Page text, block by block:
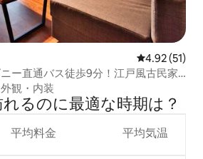
レビュー51
4.92 (51)
ー直通バス徒歩9分！江戸風古民家1
快適アクセス
外観・内装
るの⁠に最⁠適⁠な時⁠期⁠は⁠？
平均料金 平均気温